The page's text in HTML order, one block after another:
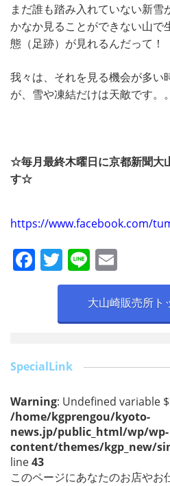
まだ誰も踏み入れていない新雪
かなか見ることができない山で
態（足跡）が見れるんだって！
我々は、それを見る機会が多い
が、雪や凍結だけは天敵です。
☆毎月最終木曜日に京都新聞大
す☆
https://www.facebook.com/
F
o
o
k
T
w
er
Li
n
e
m
ai
l
大山崎販売所ト
SpecialLink
Warning: Undefined variable
/home/kgprengou/kyoto-
news.jp/public_html/wp/wp-
content/themes/kgp_new/
line43
このページにあなたのお店やお